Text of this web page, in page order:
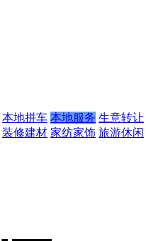
本地拼车 本地服务 生意转让
装修建材 家纺家饰 旅游休闲